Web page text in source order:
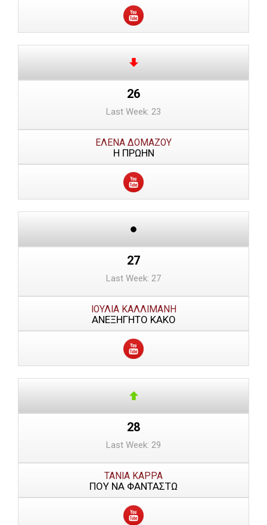
26
Last Week: 23
ΕΛΕΝΑ ΔΟΜΑΖΟΥ
Η ΠΡΩΗΝ
27
Last Week: 27
ΙΟΥΛΙΑ ΚΑΛΛΙΜΑΝΗ
ΑΝΕΞΗΓΗΤΟ ΚΑΚΟ
28
Last Week: 29
ΤΑΝΙΑ ΚΑΡΡΑ
ΠΟΥ ΝΑ ΦΑΝΤΑΣΤΩ